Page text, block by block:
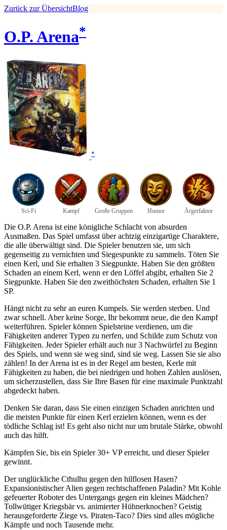
Zurück zur ÜbersichtBlog
O.P. Arena*
*
Sci-Fi Kampf Große Gruppen Humor Ärgerfaktor
Die O.P. Arena ist eine königliche Schlacht von absurden
Ausmaßen. Das Spiel umfasst über achtzig einzigartige Charaktere,
die alle überwältigt sind. Die Spieler benutzen sie, um sich
gegenseitig zu vernichten und Siegespunkte zu sammeln. Töten Sie
einen Kerl, und Sie erhalten 3 Siegpunkte. Haben Sie den größten
Schaden an einem Kerl, wenn er den Löffel abgibt, erhalten Sie 2
Siegpunkte. Haben Sie den zweithöchsten Schaden, erhalten Sie 1
SP.
Hängt nicht zu sehr an euren Kumpels. Sie werden sterben. Und
zwar schnell. Aber keine Sorge, Ihr bekommt neue, die den Kampf
weiterführen. Spieler können Spielsteine verdienen, um die
Fähigkeiten anderer Typen zu nerfen, und Schilde zum Schutz von
Fähigkeiten. Jeder Spieler erhält auch nur 3 Nachwürfel zu Beginn
des Spiels, und wenn sie weg sind, sind sie weg. Lassen Sie sie also
zählen! In der Arena ist es in der Regel am besten, Kerle mit
Fähigkeiten zu haben, die bei niedrigen und hohen Zahlen auslösen,
um sicherzustellen, dass Sie Ihre Basen für eine maximale Punktzahl
abgedeckt haben.
Denken Sie daran, dass Sie einen einzigen Schaden anrichten und
die meisten Punkte für einen Kerl erzielen können, wenn es der
tödliche Schlag ist! Es geht also nicht nur um brutale Stärke, obwohl
auch das hilft.
Kämpfen Sie, bis ein Spieler 30+ VP erreicht, und dieser Spieler
gewinnt.
Der unglückliche Cthulhu gegen den hilflosen Hasen?
Expansionistischer Alien gegen rechtschaffenen Paladin? Mit Kohle
gefeuerter Roboter des Untergangs gegen ein kleines Mädchen?
Tollwütiger Kriegsbär vs. animierter Hühnerknochen? Geistig
herausgeforderte Ziege vs. Piraten-Taco? Dies sind alles mögliche
Kämpfe und noch Tausende mehr.